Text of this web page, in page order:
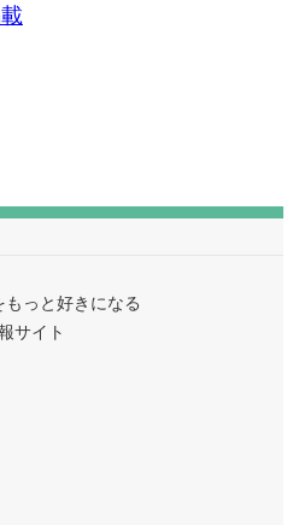
っと好きになる
サイト